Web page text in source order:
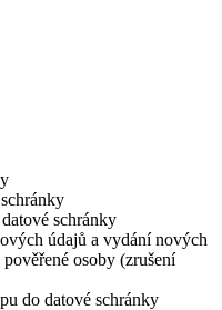
schránky
údajů a vydání nových
osoby (zrušení
do datové schránky